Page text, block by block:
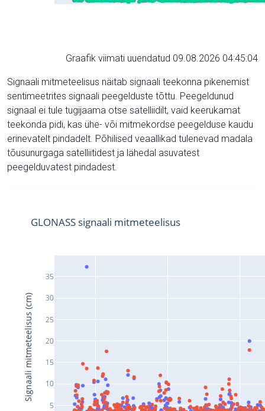
Graafik viimati uuendatud 09.08.2026 04:45:04
Signaali mitmeteelisus näitab signaali teekonna pikenemist
sentimeetrites signaali peegelduste tõttu. Peegeldunud
signaal ei tule tugijaama otse satelliidilt, vaid keerukamat
teekonda pidi, kas ühe- või mitmekordse peegelduse kaudu
erinevatelt pindadelt. Põhilised veaallikad tulenevad madala
tõusunurgaga satelliitidest ja lähedal asuvatest
peegelduvatest pindadest.
5
10
15
20
25
30
35
GLONASS signaali mitmeteelisus
Signaali mitmeteelisus (cm)